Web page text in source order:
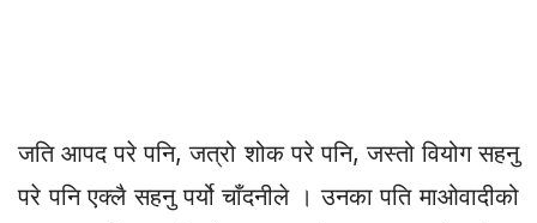
जति आपद परे पनि, जत्रो शोक परे पनि, जस्तो वियोग सहनु
परे पनि एक्लै सहनु पर्यो चाँदनीले । उनका पति माओवादीको